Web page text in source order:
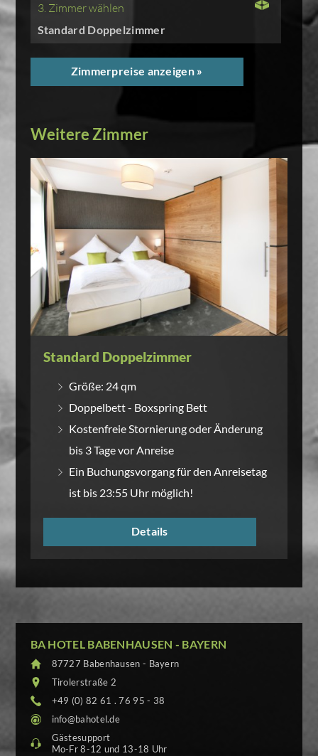
3. Zimmer wählen
Standard Doppelzimmer
Zimmerpreise anzeigen »
Weitere Zimmer
Standard Doppelzimmer
Größe: 24 qm
Doppelbett - Boxspring Bett
Kostenfreie Stornierung oder Änderung
bis 3 Tage vor Anreise
Ein Buchungsvorgang für den Anreisetag
ist bis 23:55 Uhr möglich!
Details
BA HOTEL BABENHAUSEN - BAYERN
87727 Babenhausen - Bayern
Tirolerstraße 2
+49 (0) 82 61 . 76 95 - 38
info@bahotel.de
Gästesupport
Mo-Fr 8-12 und 13-18 Uhr